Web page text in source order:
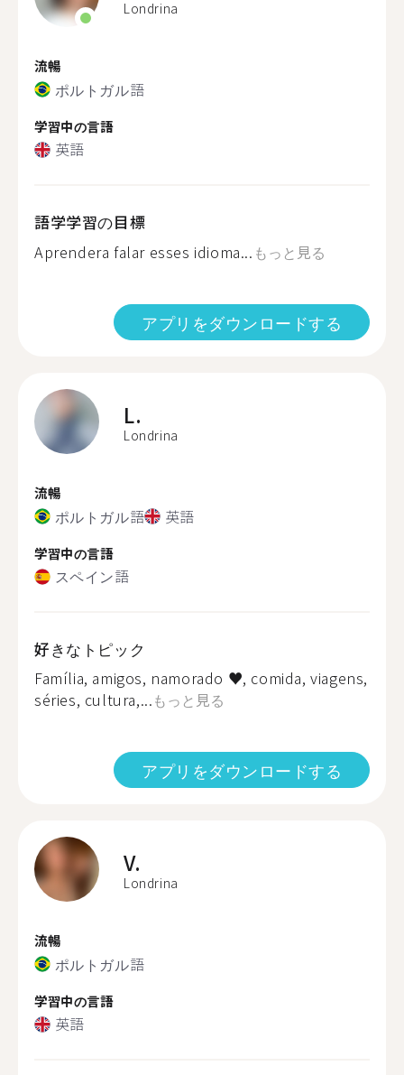
Londrina
流暢
ポルトガル語
学習中の言語
英語
語学学習の目標
Aprendera falar esses idioma... もっと見る
アプリをダウンロードする
L.
Londrina
流暢
ポルトガル語 英語
学習中の言語
スペイン語
好きなトピック
Família, amigos, namorado ♥️, comida, viagens,
séries, cultura,...もっと見る
アプリをダウンロードする
V.
Londrina
流暢
ポルトガル語
学習中の言語
英語